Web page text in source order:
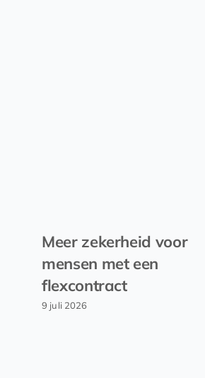
Meer zekerheid voor
mensen met een
flexcontract
9 juli 2026